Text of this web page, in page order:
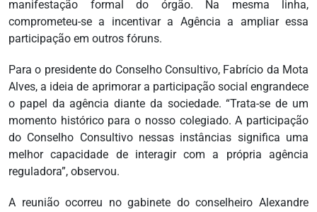
manifestação formal do órgão. Na mesma linha,
comprometeu-se a incentivar a Agência a ampliar essa
participação em outros fóruns.
Para o presidente do Conselho Consultivo, Fabrício da Mota
Alves, a ideia de aprimorar a participação social engrandece
o papel da agência diante da sociedade. “Trata-se de um
momento histórico para o nosso colegiado. A participação
do Conselho Consultivo nessas instâncias significa uma
melhor capacidade de interagir com a própria agência
reguladora”, observou.
A reunião ocorreu no gabinete do conselheiro Alexandre